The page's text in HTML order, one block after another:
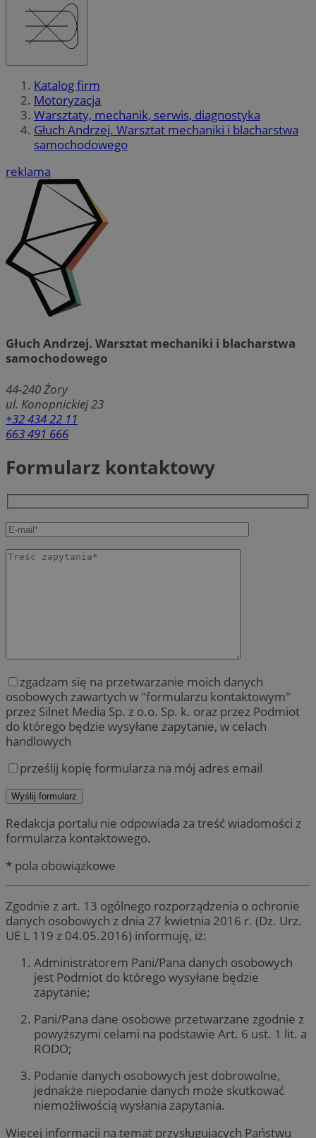
Katalog firm
Motoryzacja
Warsztaty, mechanik, serwis, diagnostyka
Głuch Andrzej. Warsztat mechaniki i blacharstwa
samochodowego
reklama
Głuch Andrzej. Warsztat mechaniki i blacharstwa
samochodowego
44-240Żory
ul. Konopnickiej 23
+32 434 22 11
663 491 666
Formularz kontaktowy
zgadzam się na przetwarzanie moich danych
osobowych zawartych w "formularzu kontaktowym"
przez Silnet Media Sp. z o.o. Sp. k. oraz przez Podmiot
do którego będzie wysyłane zapytanie, w celach
handlowych
prześlij kopię formularza na mój adres email
Redakcja portalu nie odpowiada za treść wiadomości z
formularza kontaktowego.
* pola obowiązkowe
Zgodnie z art. 13 ogólnego rozporządzenia o ochronie
danych osobowych z dnia 27 kwietnia 2016 r. (Dz. Urz.
UE L 119 z 04.05.2016) informuję, iż:
Administratorem Pani/Pana danych osobowych
jest Podmiot do którego wysyłane będzie
zapytanie;
Pani/Pana dane osobowe przetwarzane zgodnie z
powyższymi celami na podstawie Art. 6 ust. 1 lit. a
RODO;
Podanie danych osobowych jest dobrowolne,
jednakże niepodanie danych może skutkować
niemożliwością wysłania zapytania.
Więcej informacji na temat przysługujących Państwu